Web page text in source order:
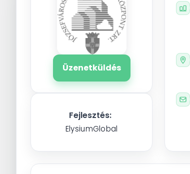
Üzenetküldés
Fejlesztés:
ElysiumGlobal